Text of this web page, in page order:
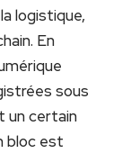
logistique,
En
sous‍
un certain⁣
bloc est